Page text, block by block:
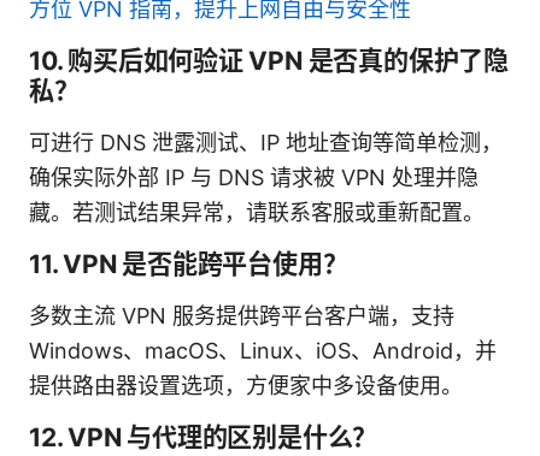
方位 VPN 指南，提升上网自由与安全性
10. 购买后如何验证 VPN 是否真的保护了隐
私？
可进行 DNS 泄露测试、IP 地址查询等简单检测，
确保实际外部 IP 与 DNS 请求被 VPN 处理并隐
藏。若测试结果异常，请联系客服或重新配置。
11. VPN 是否能跨平台使用？
多数主流 VPN 服务提供跨平台客户端，支持
Windows、macOS、Linux、iOS、Android，并
提供路由器设置选项，方便家中多设备使用。
12. VPN 与代理的区别是什么？